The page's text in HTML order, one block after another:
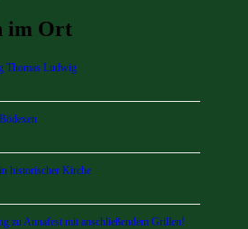
im Ort
Thomas Ludwig
historischer Kirche
zu Annafest mit anschließendem Grillen!